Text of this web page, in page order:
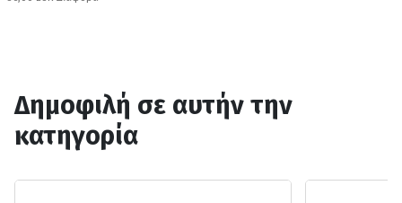
Δημοφιλή σε αυτήν την
κατηγορία